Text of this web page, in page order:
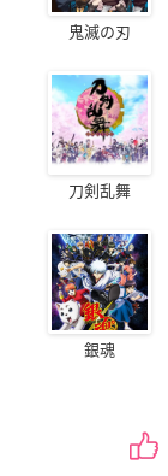
鬼滅の刃
刀剣乱舞
銀魂